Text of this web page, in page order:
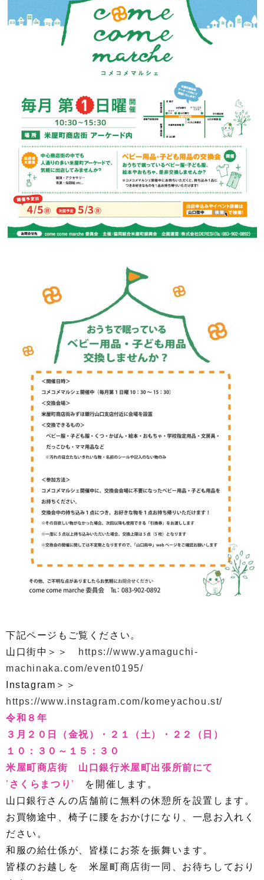
下記ページもご覧ください。
山口街中＞＞
https://www.yamaguchi-
machinaka.com/event0195/
Instagram＞＞
https://www.instagram.com/komeyachou.st/
令和８年
３月２０日（金祝）・
２１ （土）・ ２２
（日）
１０：３０～１５：３０
米屋町商店街 山口銀行米屋町出張所前にて
’ さくらまつり ’
を開催します。
山口銀行さんの店舗前に無料の休憩所を設置します。
お買物途中、椅子に腰をおかけになり、一息お入れく
ださい。
和服の給仕係が、皆様にお茶を振舞います。
皆様のお越しを 米屋町商店街一同、お待ちしており